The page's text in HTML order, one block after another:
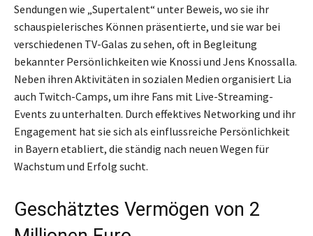
Sendungen wie „Supertalent“ unter Beweis, wo sie ihr
schauspielerisches Können präsentierte, und sie war bei
verschiedenen TV-Galas zu sehen, oft in Begleitung
bekannter Persönlichkeiten wie Knossi und Jens Knossalla.
Neben ihren Aktivitäten in sozialen Medien organisiert Lia
auch Twitch-Camps, um ihre Fans mit Live-Streaming-
Events zu unterhalten. Durch effektives Networking und ihr
Engagement hat sie sich als einflussreiche Persönlichkeit
in Bayern etabliert, die ständig nach neuen Wegen für
Wachstum und Erfolg sucht.
Geschätztes Vermögen von 2